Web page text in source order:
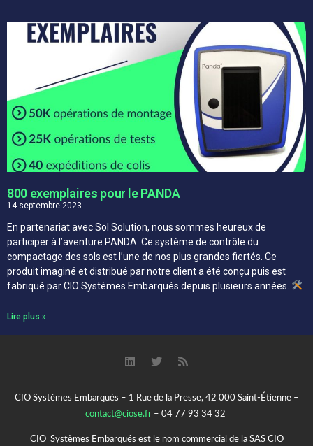
800 exemplaires pour le PANDA
14 septembre 2023
En partenariat avec Sol Solution, nous sommes heureux de
participer à l’aventure PANDA. Ce système de contrôle du
compactage des sols est l’une de nos plus grandes fiertés. Ce
produit imaginé et distribué par notre client a été conçu puis est
fabriqué par CIO Systèmes Embarqués depuis plusieurs années.
Lire plus »
CIO Systèmes Embarqués – 1 Rue de la Presse, 42 000 Saint-Étienne –
contact@ciose.fr – 04 77 93 34 32
CIO Systèmes Embarqués est le nom commercial de la SAS CIO